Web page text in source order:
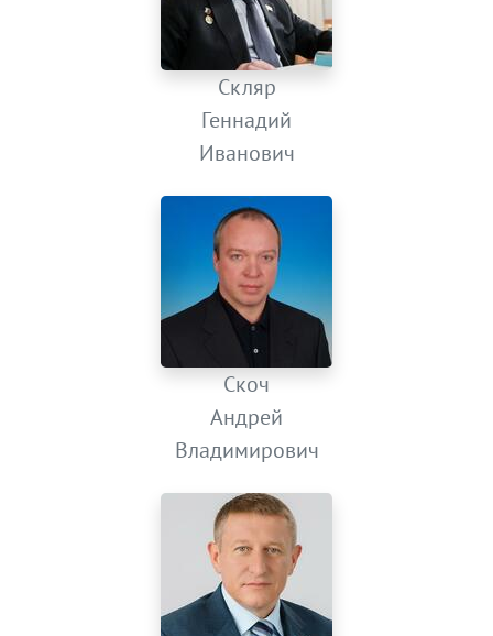
Скляр
Геннадий
Иванович
Скоч
Андрей
Владимирович